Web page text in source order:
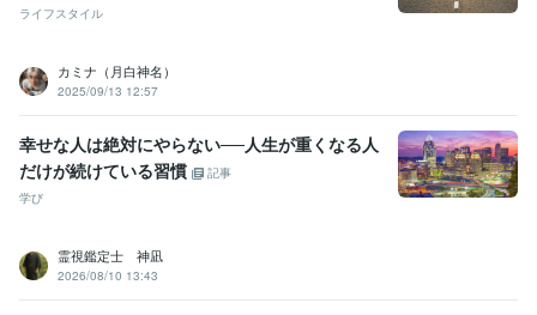
ライフスタイル
カミナ（月白神名）
2025/09/13 12:57
幸せな人は絶対にやらない──人生が重くなる人
だけが続けている習慣
記事
学び
霊視鑑定士 神凪
2026/08/10 13:43